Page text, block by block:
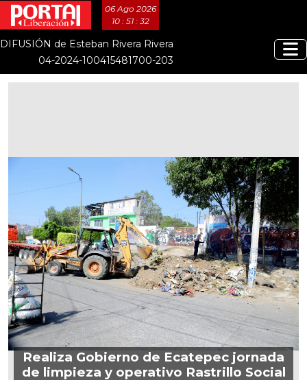
06 Ago 2026
10 : 51 : 33
DIFUSIÓN de Esteban Rivera Rivera
04-2024-100415481700-203
Realiza Gobierno de Ecatepec jornada
de limpieza y operativo Rastrillo Social